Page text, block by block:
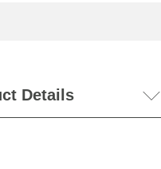
Details